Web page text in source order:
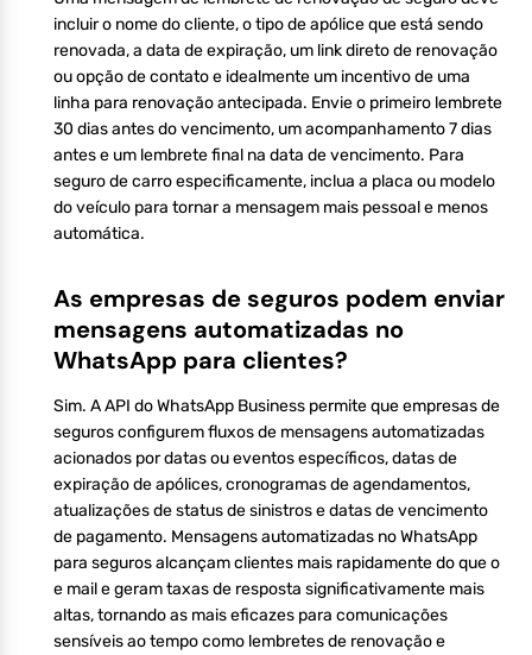
incluir o nome do cliente, o tipo de apólice que está sendo
renovada, a data de expiração, um link direto de renovação
ou opção de contato e idealmente um incentivo de uma
linha para renovação antecipada. Envie o primeiro lembrete
30 dias antes do vencimento, um acompanhamento 7 dias
antes e um lembrete final na data de vencimento. Para
seguro de carro especificamente, inclua a placa ou modelo
do veículo para tornar a mensagem mais pessoal e menos
automática.
As empresas de seguros podem enviar
mensagens automatizadas no
WhatsApp para clientes?
Sim. A API do WhatsApp Business permite que empresas de
seguros configurem fluxos de mensagens automatizadas
acionados por datas ou eventos específicos, datas de
expiração de apólices, cronogramas de agendamentos,
atualizações de status de sinistros e datas de vencimento
de pagamento. Mensagens automatizadas no WhatsApp
para seguros alcançam clientes mais rapidamente do que o
e mail e geram taxas de resposta significativamente mais
altas, tornando as mais eficazes para comunicações
sensíveis ao tempo como lembretes de renovação e